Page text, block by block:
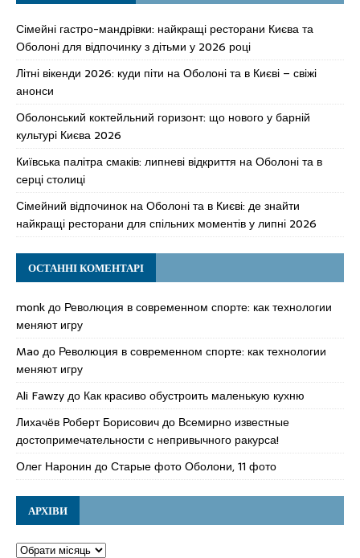
Сімейні гастро-мандрівки: найкращі ресторани Києва та
Оболоні для відпочинку з дітьми у 2026 році
Літні вікенди 2026: куди піти на Оболоні та в Києві – свіжі
анонси
Оболонський коктейльний горизонт: що нового у барній
культурі Києва 2026
Київська палітра смаків: липневі відкриття на Оболоні та в
серці столиці
Сімейний відпочинок на Оболоні та в Києві: де знайти
найкращі ресторани для спільних моментів у липні 2026
ОСТАННІ КОМЕНТАРІ
monkдо Революция в современном спорте: как технологии
меняют игру
Mao до Революция в современном спорте: как технологии
меняют игру
Ali Fawzyдо Как красиво обустроить маленькую кухню
Лихачёв Роберт Борисовичдо Всемирно известные
достопримечательности с непривычного ракурса!
Олег Наронин доСтарые фото Оболони, 11 фото
АРХІВИ